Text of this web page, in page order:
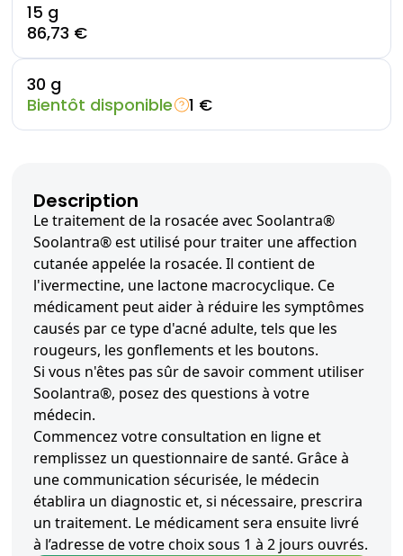
15 g
86,73 €
30 g
Bientôt disponible
1 €
Description
Le traitement de la rosacée avec Soolantra®
Soolantra® est utilisé pour traiter une affection
cutanée appelée la rosacée. Il contient de
l'ivermectine, une lactone macrocyclique. Ce
médicament peut aider à réduire les symptômes
causés par ce type d'acné adulte, tels que les
rougeurs, les gonflements et les boutons.
Si vous n'êtes pas sûr de savoir comment utiliser
Soolantra®, posez des questions à votre
médecin.
Commencez votre consultation en ligne et
remplissez un questionnaire de santé. Grâce à
une communication sécurisée, le médecin
établira un diagnostic et, si nécessaire, prescrira
un traitement. Le médicament sera ensuite livré
à l’adresse de votre choix sous 1 à 2 jours ouvrés.